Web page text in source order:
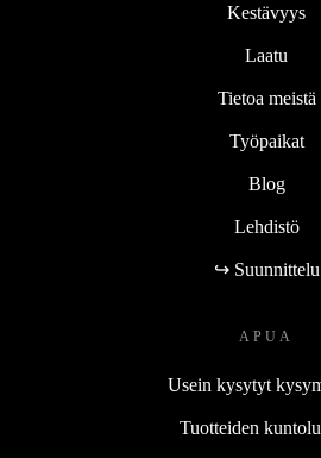
Kestävyys
Laatu
Tietoa meistä
Työpaikat
Blog
Lehdistö
↪ Suunnittelu
APUA
Usein kysytyt
Tuotteiden